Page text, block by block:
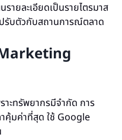
ายละเอียดเป็นรายไตรมาส
รับตัวกับสถานการณ์ตลาด
Marketing
าะทรัพยากรมีจำกัด การ
าคุ้มค่าที่สุด ใช้ Google